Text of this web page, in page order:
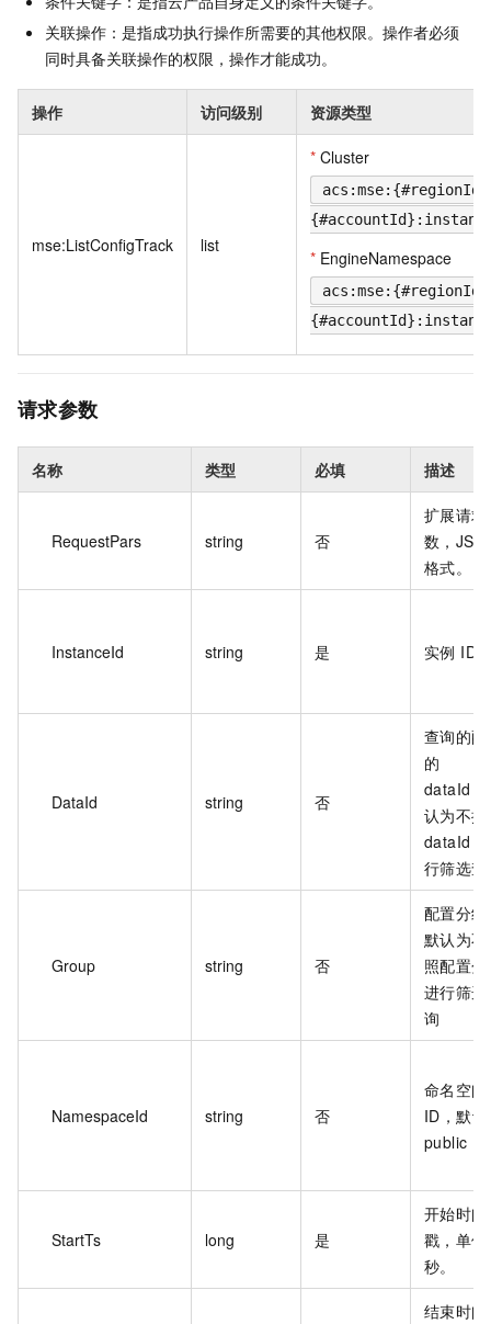
关联操作：是指成功执行操作所需要的其他权限。操作者必须
同时具备关联操作的权限，操作才能成功。
操作 访问级别 资源类型
mse:ListConfigTrack list
* Cluster
* EngineNamespace
请求参数
名称 类型 必填 描述
RequestPars string 否
扩展请求
数，
格式。
InstanceId string 是 实例 ID
DataId string 否
查询的配
的
dataId，
认为不按
dataId 进
行筛选查
Group string 否
配置分组
默认为不
照配置
进行筛选
询
NamespaceId string 否
命名空间
ID，默
public
StartTs long 是
开始时间
戳，单位
秒。
结束时间